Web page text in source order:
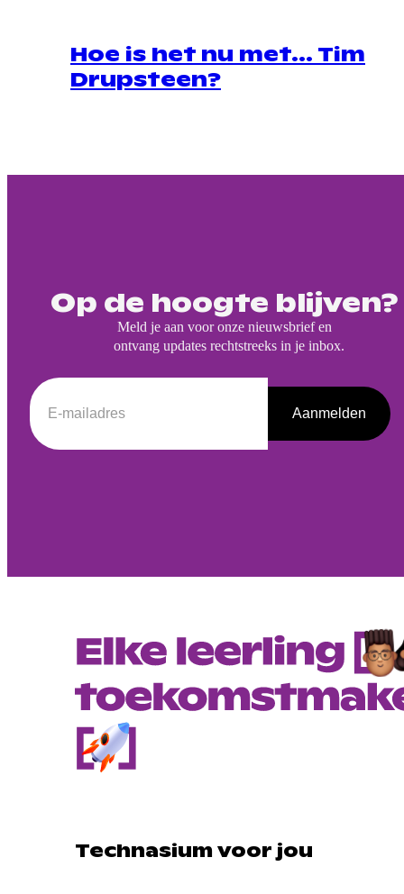
Hoe is het nu met… Tim
Drupsteen?
Op de hoogte blijven?
Meld je aan voor onze nieuwsbrief en
ontvang updates rechtstreeks in je inbox.
Aanmelden
Technasium voor jou